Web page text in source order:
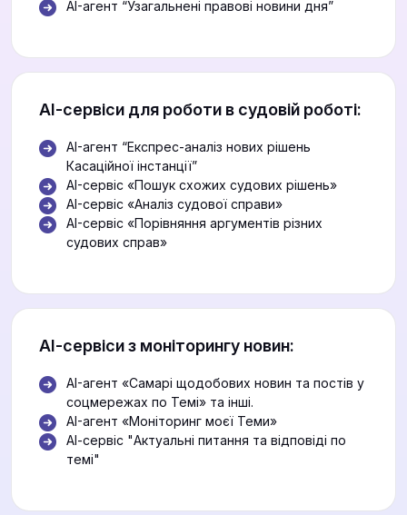
AI-агент “Узагальнені правові новини дня”
АІ-сервіси для роботи в судовій роботі:
AI-агент “Експрес-аналіз нових рішень
Касаційної інстанції”
AI-сервіс «Пошук схожих судових рішень»
AI-сервіс «Аналіз судової справи»
AI-сервіс «Порівняння аргументів різних
судових справ»
АІ-сервіси з моніторингу новин:
AI-агент «Самарі щодобових новин та постів у
соцмережах по Темі» та інші.
AI-агент «Моніторинг моєї Теми»
АІ-сервіс "Актуальні питання та відповіді по
темі"